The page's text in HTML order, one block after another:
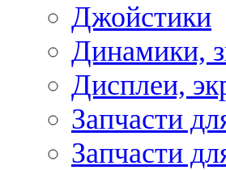
Джойстики
Динамики,
Дисплеи,
Запчасти
Запчасти